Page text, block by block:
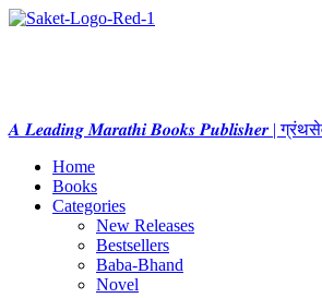
𝑨 𝑳𝒆𝒂𝒅𝒊𝒏𝒈 𝑴𝒂𝒓𝒂𝒕𝒉𝒊 𝑩𝒐𝒐𝒌𝒔 𝑷𝒖𝒃𝒍𝒊𝒔𝒉𝒆𝒓 |
Home
Books
Categories
New Releases
Bestsellers
Baba-Bhand
Novel